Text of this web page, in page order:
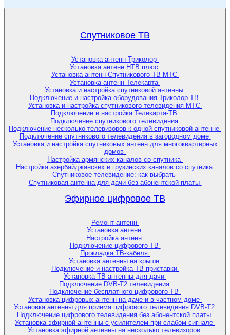
Спутниковое ТВ
Установка антенн Триколор
Установка антенн НТВ плюс
Установка антенн Спутникового ТВ МТС
Установка антенн Телекарта
Установка и настройка спутниковой антенны
Подключение и настройка оборудования Триколор ТВ
Установка и настройка спутникового телевидения МТС
Подключение и настройка Телекарта-ТВ
Подключение спутникового телевидения
Подключение несколько телевизоров к одной спутниковой антенне
Подключение спутникового телевидения в загородном доме
Установка и настройка спутниковых антенн для многоквартирных
домов
Настройка армянских каналов со спутника
Настройка азербайджанских и грузинских каналов со спутника
Спутниковое телевидение: как выбрать
Спутниковая антенна для дачи без абонентской платы
Эфирное цифровое ТВ
Ремонт антенн
Установка антенн
Настройка антенн
Подключение цифрового ТВ
Прокладка ТВ-кабеля
Установка антенны на крыше
Подключение и настройка ТВ-приставки
Установка ТВ-антенны для дачи
Подключение DVB-T2 телевидения
Подключение бесплатного цифрового ТВ
Установка цифровых антенн на даче и в частном доме
Установка антенны для приема цифрового телевидения DVB-T2
Подключение цифрового телевидения без абонентской платы
Установка эфирной антенны с усилителем при слабом сигнале
Установка эфирной антенны на несколько телевизоров